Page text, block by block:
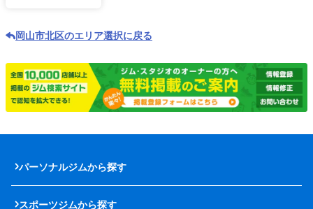
岡山市北区のエリア選択に戻る
パーソナルジムから探す
スポーツジムから探す